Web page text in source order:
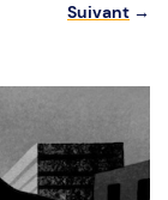
Suivant →